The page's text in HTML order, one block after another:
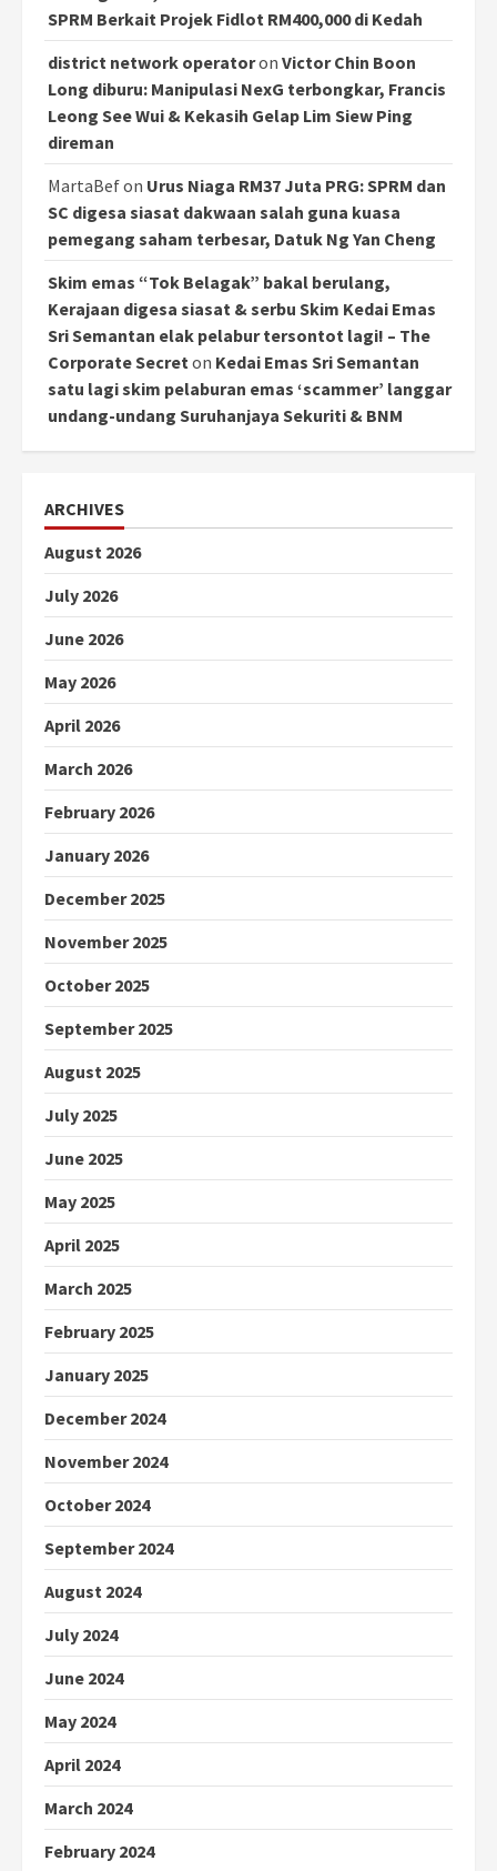
SPRM Berkait Projek Fidlot RM400,000 di Kedah
district network operatoron Victor Chin Boon
Long diburu: Manipulasi NexG terbongkar, Francis
Leong See Wui & Kekasih Gelap Lim Siew Ping
direman
MartaBefon Urus Niaga RM37 Juta PRG: SPRM dan
SC digesa siasat dakwaan salah guna kuasa
pemegang saham terbesar, Datuk Ng Yan Cheng
Skim emas “Tok Belagak” bakal berulang,
Kerajaan digesa siasat & serbu Skim Kedai Emas
Sri Semantan elak pelabur tersontot lagi! – The
Corporate Secreton Kedai Emas Sri Semantan
satu lagi skim pelaburan emas ‘scammer’ langgar
undang-undang Suruhanjaya Sekuriti & BNM
ARCHIVES
August 2026
July 2026
June 2026
May 2026
April 2026
March 2026
February 2026
January 2026
December 2025
November 2025
October 2025
September 2025
August 2025
July 2025
June 2025
May 2025
April 2025
March 2025
February 2025
January 2025
December 2024
November 2024
October 2024
September 2024
August 2024
July 2024
June 2024
May 2024
April 2024
March 2024
February 2024